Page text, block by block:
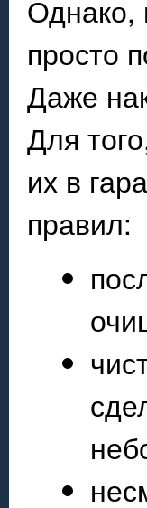
Однако,
просто
Даже
Для
их в
правил: